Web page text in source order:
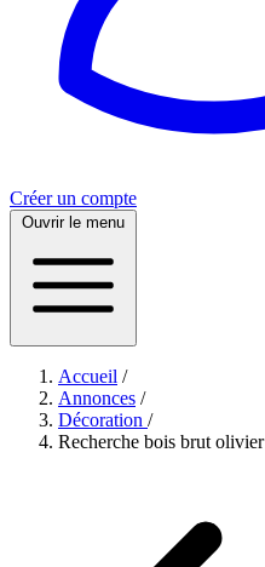
Créer un compte
Ouvrir le menu
Accueil /
Annonces /
Décoration /
Recherche bois brut olivier